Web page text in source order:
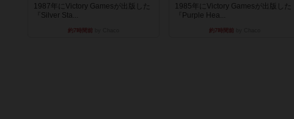
1987年にVictory Gamesが出版した
『Silver Sta...
約7時間前
1985年にVictory Gamesが出版した
『Purple Hea...
約7時間前